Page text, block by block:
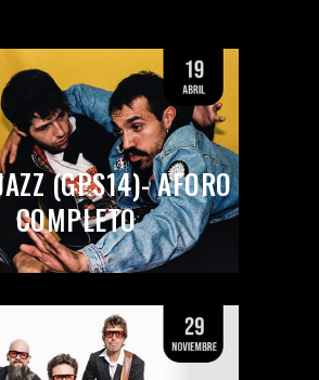
(GPS14)- AFORO
COMPLETO